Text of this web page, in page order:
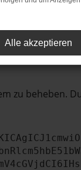
nicht
zu beheben.
Alle akzeptieren